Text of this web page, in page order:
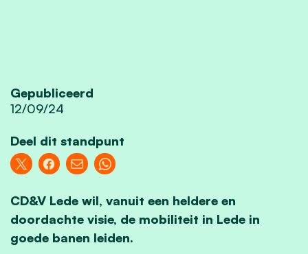
Gepubliceerd
12/09/24
Deel dit standpunt
CD&V Lede wil, vanuit een heldere en
doordachte visie, de mobiliteit in Lede in
goede banen leiden.